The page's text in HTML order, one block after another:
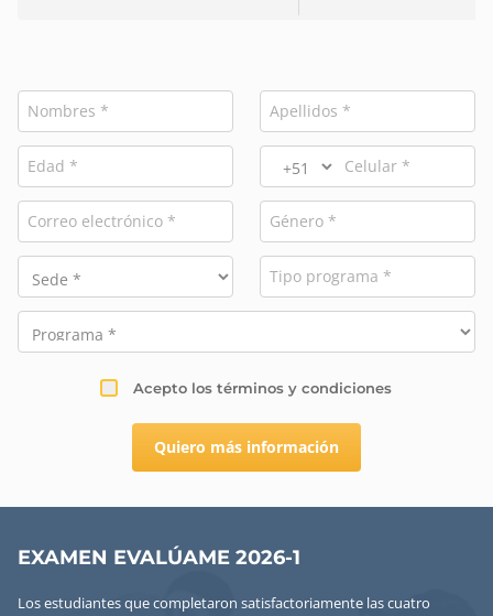
Acepto los términos y condiciones
Quiero más información
EXAMEN EVALÚAME 2026-1
Los estudiantes que completaron satisfactoriamente las cuatro